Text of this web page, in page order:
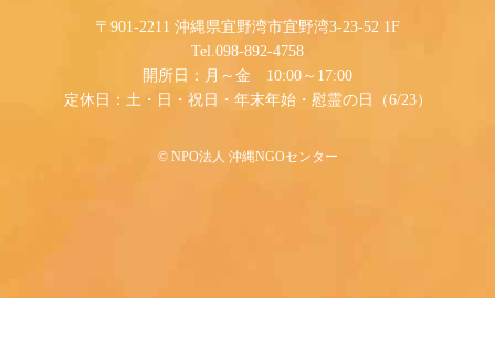
〒901-2211 沖縄県宜野湾市宜野湾3-23-52 1F
Tel.098-892-4758
開所日：月～金 10:00～17:00
定休日：土・日・祝日・年末年始・慰霊の日（6/23）
©︎ NPO法人 沖縄NGOセンター